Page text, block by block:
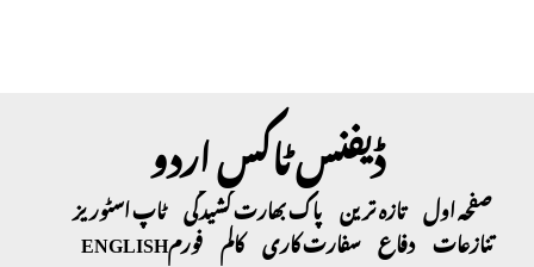
ڈیفنس ٹاکس اردو
صفحہ اول تازہ ترین پاک بھارت کشیدگی ٹاپ اسٹوریز
تنازعات دفاع سفارت کاری کالم فورمENGLISH